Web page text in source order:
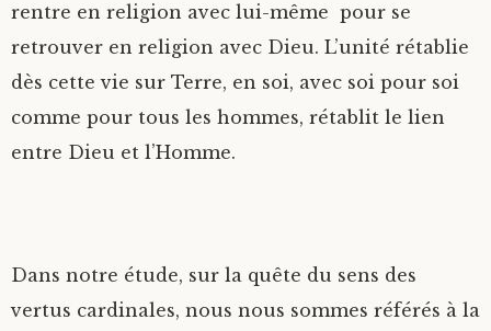
rentre en religion avec lui-même pour se
retrouver en religion avec Dieu. L’unité rétablie
dès cette vie sur Terre, en soi, avec soi pour soi
comme pour tous les hommes, rétablit le lien
entre Dieu et l’Homme.
Dans notre étude, sur la quête du sens des
vertus cardinales, nous nous sommes référés à la